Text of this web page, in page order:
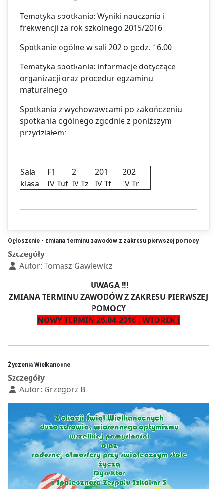
Tematyka spotkania: Wyniki nauczania i
frekwencji za rok szkolnego 2015/2016
Spotkanie ogólne w sali 202 o godz. 16.00
Tematyka spotkania: informacje dotyczące
organizacji oraz procedur egzaminu
maturalnego
Spotkania z wychowawcami po zakończeniu
spotkania ogólnego zgodnie z poniższym
przydziałem:
Sala F1 2 201
202
klasa
IV Tuf IV Tz IV Tf IV Tr
Ogłoszenie - zmiana terminu zawodów z zakresu pierwszej pomocy
Szczegóły
Autor: Tomasz Gawlewicz
UWAGA !!!
ZMIANA TERMINU ZAWODÓW Z ZAKRESU PIERWSZEJ
POMOCY
NOWY TERMIN 26.04.2016 [ WTOREK ]
Życzenia Wielkanocne
Szczegóły
Autor: Grzegorz B